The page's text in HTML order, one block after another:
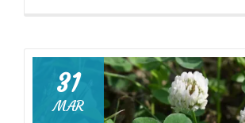
:
la
cardamine
31
MAR